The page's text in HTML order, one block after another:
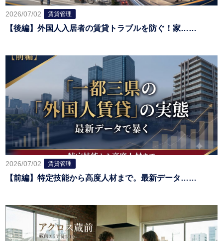
2026/07/02 賃貸管理
【後編】外国人入居者の賃貸トラブルを防ぐ！家……
2026/07/02 賃貸管理
【前編】特定技能から高度人材まで。最新データ……